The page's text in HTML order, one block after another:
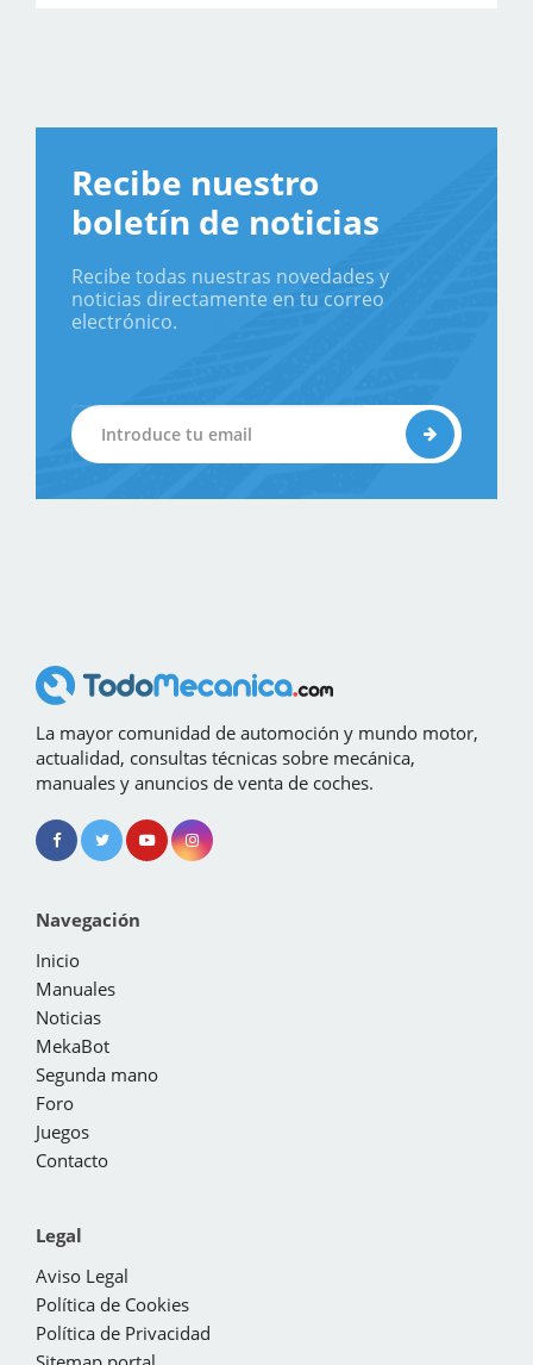
Recibe nuestro
boletín de noticias
Recibe todas nuestras novedades y
noticias directamente en tu correo
electrónico.
La mayor comunidad de automoción y mundo motor,
actualidad, consultas técnicas sobre mecánica,
manuales y anuncios de venta de coches.
Navegación
Inicio
Manuales
Noticias
MekaBot
Segunda mano
Foro
Juegos
Contacto
Legal
Aviso Legal
Política de Cookies
Política de Privacidad